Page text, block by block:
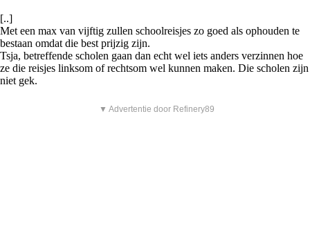
[..]
Met een max van vijftig zullen schoolreisjes zo goed als ophouden te
bestaan omdat die best prijzig zijn.
Tsja, betreffende scholen gaan dan echt wel iets anders verzinnen hoe
ze die reisjes linksom of rechtsom wel kunnen maken. Die scholen zijn
niet gek.
▼ Advertentie door Refinery89